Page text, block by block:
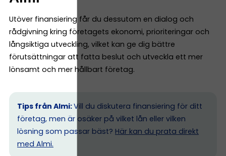
Utöver finansiering får du dessutom en dialog och
rådgivning kring företagets ekonomi, prioriteringar och
långsiktiga utveckling, vilket kan ge dig bättre
förutsättningar att fatta beslut och utveckla ett mer
lönsamt och mer hållbart företag.
Tips från Almi:Vill du diskutera finansiering för ditt
företag, men är osäker på vilket lån eller vilken
lösning som passar bäst? Här kan du prata direkt
med Almi.